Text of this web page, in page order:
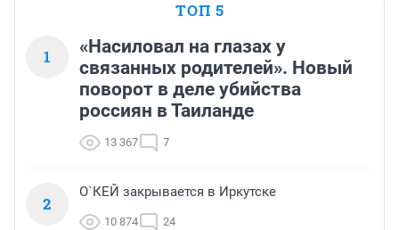
ТОП 5
1
«Насиловал на глазах у
связанных родителей». Новый
поворот в деле убийства
россиян в Таиланде
13 367 7
2
О`КЕЙ закрывается в Иркутске
10 874 24